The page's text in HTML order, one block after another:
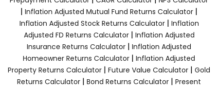
| Inflation Adjusted Mutual Fund Returns Calculator |
Inflation Adjusted Stock Returns Calculator| Inflation
Adjusted FD Returns Calculator| Inflation Adjusted
Insurance Returns Calculator | Inflation Adjusted
Homeowner Returns Calculator | Inflation Adjusted
Property Returns Calculator | Future Value Calculator | Gold
Returns Calculator | Bond Returns Calculator | Present